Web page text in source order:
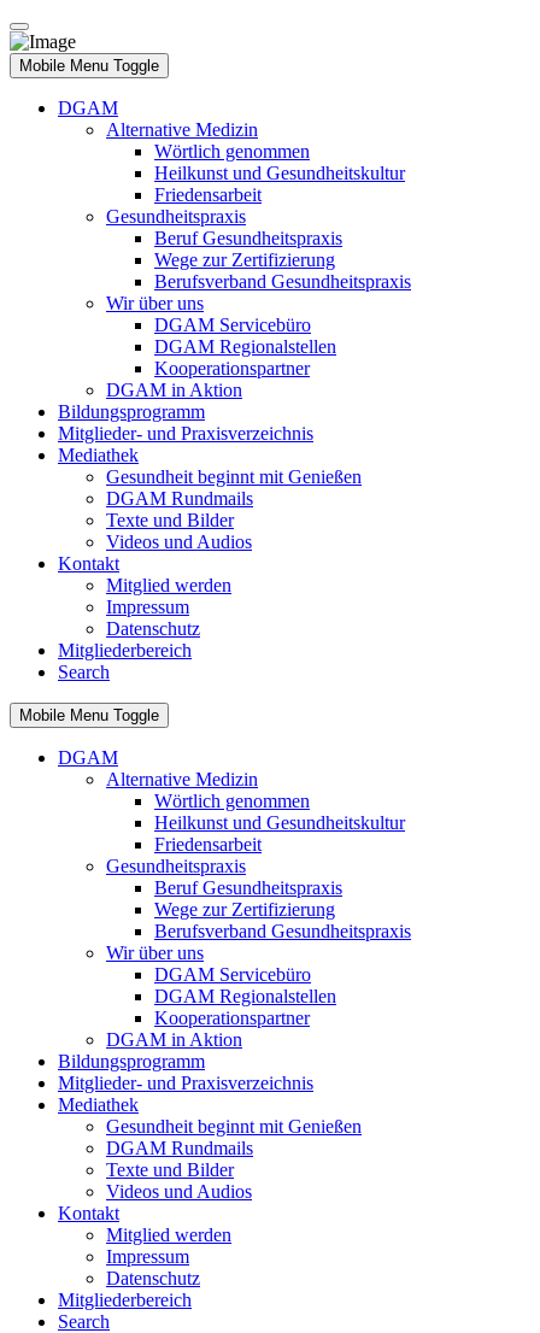
Mobile Menu Toggle
DGAM
Alternative Medizin
Wörtlich genommen
Heilkunst und Gesundheitskultur
Friedensarbeit
Gesundheitspraxis
Beruf Gesundheitspraxis
Wege zur Zertifizierung
Berufsverband Gesundheitspraxis
Wir über uns
DGAM Servicebüro
DGAM Regionalstellen
Kooperationspartner
DGAM in Aktion
Bildungsprogramm
Mitglieder- und Praxisverzeichnis
Mediathek
Gesundheit beginnt mit Genießen
DGAM Rundmails
Texte und Bilder
Videos und Audios
Kontakt
Mitglied werden
Impressum
Datenschutz
Mitgliederbereich
Search
Mobile Menu Toggle
DGAM
Alternative Medizin
Wörtlich genommen
Heilkunst und Gesundheitskultur
Friedensarbeit
Gesundheitspraxis
Beruf Gesundheitspraxis
Wege zur Zertifizierung
Berufsverband Gesundheitspraxis
Wir über uns
DGAM Servicebüro
DGAM Regionalstellen
Kooperationspartner
DGAM in Aktion
Bildungsprogramm
Mitglieder- und Praxisverzeichnis
Mediathek
Gesundheit beginnt mit Genießen
DGAM Rundmails
Texte und Bilder
Videos und Audios
Kontakt
Mitglied werden
Impressum
Datenschutz
Mitgliederbereich
Search